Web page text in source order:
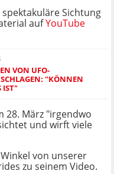
Sichtung
aufYouTube
VON UFO-
"KÖNNEN
IST"
28. März "irgendwo
und wirft viele
von unserer
zu seinem Video.